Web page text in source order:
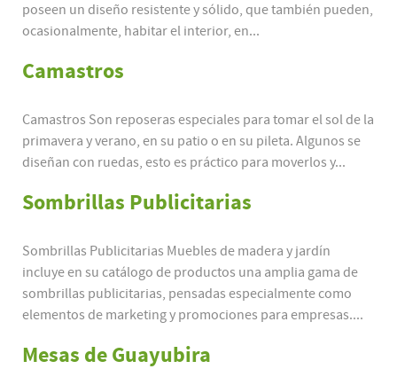
poseen un diseño resistente y sólido, que también pueden,
ocasionalmente, habitar el interior, en...
Camastros
Camastros Son reposeras especiales para tomar el sol de la
primavera y verano, en su patio o en su pileta. Algunos se
diseñan con ruedas, esto es práctico para moverlos y...
Sombrillas Publicitarias
Sombrillas Publicitarias Muebles de madera y jardín
incluye en su catálogo de productos una amplia gama de
sombrillas publicitarias, pensadas especialmente como
elementos de marketing y promociones para empresas....
Mesas de Guayubira